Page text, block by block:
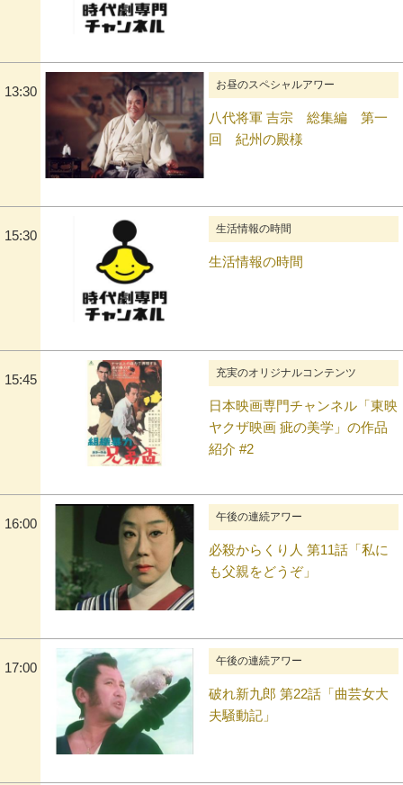
13:30 お昼のスペシャルアワー
八代将軍 吉宗 総集編 第一
回 紀州の殿様
15:30 生活情報の時間
生活情報の時間
15:45 充実のオリジナルコンテンツ
日本映画専門チャンネル「東映
ヤクザ映画 疵の美学」の作品
紹介 #2
16:00 午後の連続アワー
必殺からくり人 第11話「私に
も父親をどうぞ」
17:00 午後の連続アワー
破れ新九郎 第22話「曲芸女大
夫騒動記」